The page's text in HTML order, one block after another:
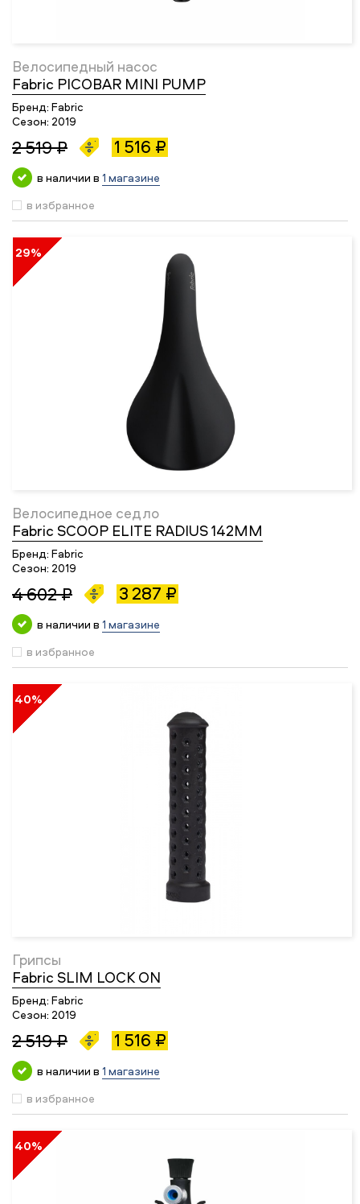
Велосипедный насос
Fabric PICOBAR MINI PUMP
Бренд: Fabric
Сезон: 2019
2 519 ₽ 1 516 ₽
в наличии в 1 магазине
в избранное
29%
Велосипедное седло
Fabric SCOOP ELITE RADIUS 142MM
Бренд: Fabric
Сезон: 2019
4 602 ₽ 3 287 ₽
в наличии в 1 магазине
в избранное
40%
Грипсы
Fabric SLIM LOCK ON
Бренд: Fabric
Сезон: 2019
2 519 ₽ 1 516 ₽
в наличии в 1 магазине
в избранное
40%